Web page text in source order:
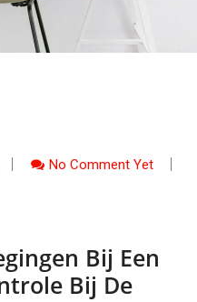
No Comment Yet
Bij Een
Bij De